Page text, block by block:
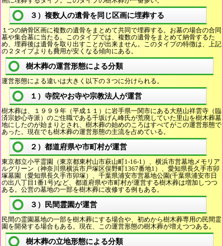
３）複数人の遺骨を同じ区画に埋葬する
１つの納骨区画に複数の遺骨をまとめて共同で埋葬する。お墓の場合の合同
墓や集合墓に当たる。このタイプでは、複数の遺骨をまとめて納骨するた
め、埋葬後は遺骨を取り出すことが出来ません。このタイプの特徴は、上記
の２タイプよりも費用が安くなる傾向にある。
樹木葬の運営形態による分類
運営形態による違いは大きく以下の３つに分けられる。
１）寺院やお寺や宗教法人が運営
樹木葬は、１９９９年（平成１１）に岩手県一関市にある大慈山祥雲寺（臨
済宗妙心寺派）のご住職である千坂げん峰氏が荒廃していた里山を樹木葬墓
地にしたのが始まりとされ、樹木葬の始めのころはすべてがこの運営形態で
あった。現在でも樹木葬の運営形態の主流を占めている。
２）都道府県や市町村が運営
東京都立小平霊園（東京都東村山市萩山町1-16-1）、横浜市営墓地メモリア
ルグリーン（神奈川県横浜市戸塚区俣野町1367番地1）、愛知県長久手市卯
塚墓園（愛知県長久手市卯塚）、千葉県浦安市営墓地公園(千葉県浦安市日
の出八丁目1番1号)など、都道府県や市町村が運営する樹木葬は増加しつつ
ある。公営の墓地の一部を樹木葬に改修する例もある。
３）民間霊園が運営
民間の霊園墓地の一部を樹木葬にする場合や、初めから樹木葬専用の民間霊
園を開発する場合もある。現在、この運営形態の樹木葬が増えつつある。
樹木葬の立地形態による分類